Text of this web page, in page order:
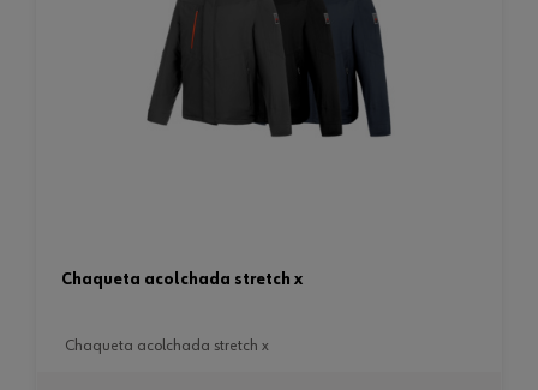
chaqueta acolchada stretch x
chaqueta acolchada stretch x